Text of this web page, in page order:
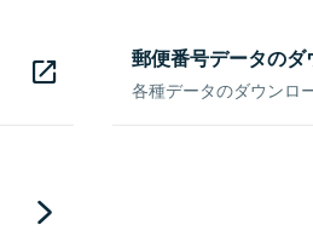
郵便番号データのダ
各種データのダウンロ